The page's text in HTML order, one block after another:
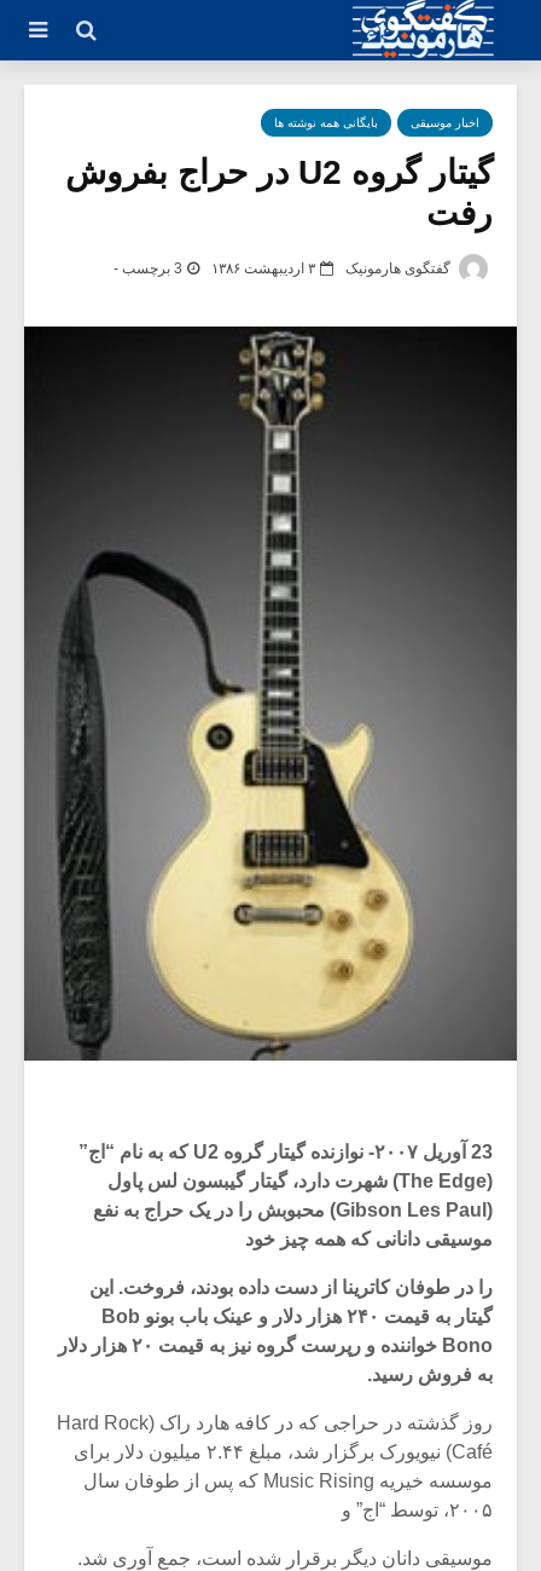
اخبار موسیقی بایگانی همه نوشته ها
گیتار گروه U2 در حراج بفروش
رفت
گفتگوی هارمونیک ۳ اردیبهشت ۱۳۸۶ 3 برچسب -
23 آوریل ۲۰۰۷- نوازنده گیتار گروه U2 که به نام “اج”
(The Edge) شهرت دارد، گیتار گیبسون لس پاول
(Gibson Les Paul) محبوبش را در یک حراج به نفع
موسیقی دانانی که همه چیز خود
را در طوفان کاترینا از دست داده بودند، فروخت. این
گیتار به قیمت ۲۴۰ هزار دلار و عینک باب بونو Bob
Bono خواننده و رپرست گروه نیز به قیمت ۲۰ هزار دلار
به فروش رسید.
روز گذشته در حراجی که در کافه هارد راک (Hard Rock
Café) نیویورک برگزار شد، مبلغ ۲.۴۴ میلیون دلار برای
موسسه خیریه Music Rising که پس از طوفان سال
۲۰۰۵، توسط “اج” و
موسیقی دانان دیگر برقرار شده است، جمع آوری شد.
میکلوش روژا موریس ژار